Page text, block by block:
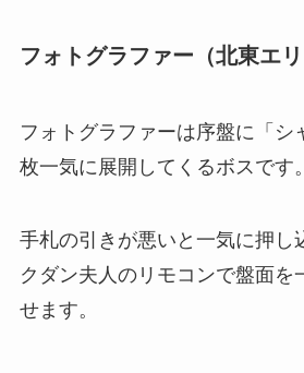
フォトグラファー（北東エリ
フォトグラファーは序盤に「シ
枚一気に展開してくるボスです。
手札の引きが悪いと一気に押し
クダン夫人のリモコンで盤面を
せます。